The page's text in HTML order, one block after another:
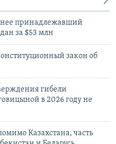
принадлежавший
за $53 млн
закон об
гибели
в 2026 году не
Казахстана, часть